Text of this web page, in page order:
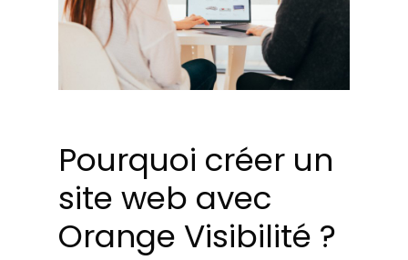
Pourquoi créer un
site web avec
Orange Visibilité ?